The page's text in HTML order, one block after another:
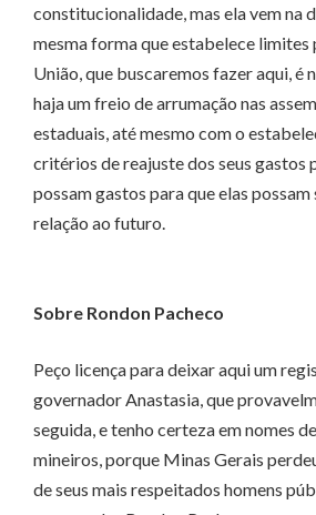
constitucionalidade, mas ela vem na
mesma forma que estabelece limites
União, que buscaremos fazer aqui, é
haja um freio de arrumação nas
estaduais, até mesmo com o
critérios de reajuste dos seus gastos
possam gastos para que elas possam
relação ao futuro.
Sobre Rondon Pacheco
Peço licença para deixar aqui um
governador Anastasia, que
seguida, e tenho certeza em nomes
mineiros, porque Minas Gerais
de seus mais respeitados homens